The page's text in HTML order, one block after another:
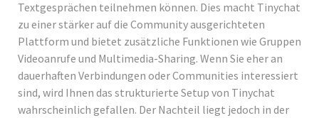
Textgesprächen teilnehmen können. Dies macht Tinychat
zu einer stärker auf die Community ausgerichteten
Plattform und bietet zusätzliche Funktionen wie Gruppen
Videoanrufe und Multimedia-Sharing. Wenn Sie eher an
dauerhaften Verbindungen oder Communities interessiert
sind, wird Ihnen das strukturierte Setup von Tinychat
wahrscheinlich gefallen. Der Nachteil liegt jedoch in der